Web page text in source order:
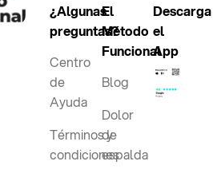
¿Algunas
preguntas?
Centro
de
Ayuda
Términos y
condiciones
El
Método
Funcional
Blog
Dolor
de
espalda
Descarga
el
App